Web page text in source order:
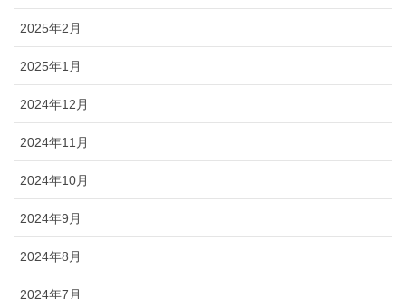
2025年2月
2025年1月
2024年12月
2024年11月
2024年10月
2024年9月
2024年8月
2024年7月